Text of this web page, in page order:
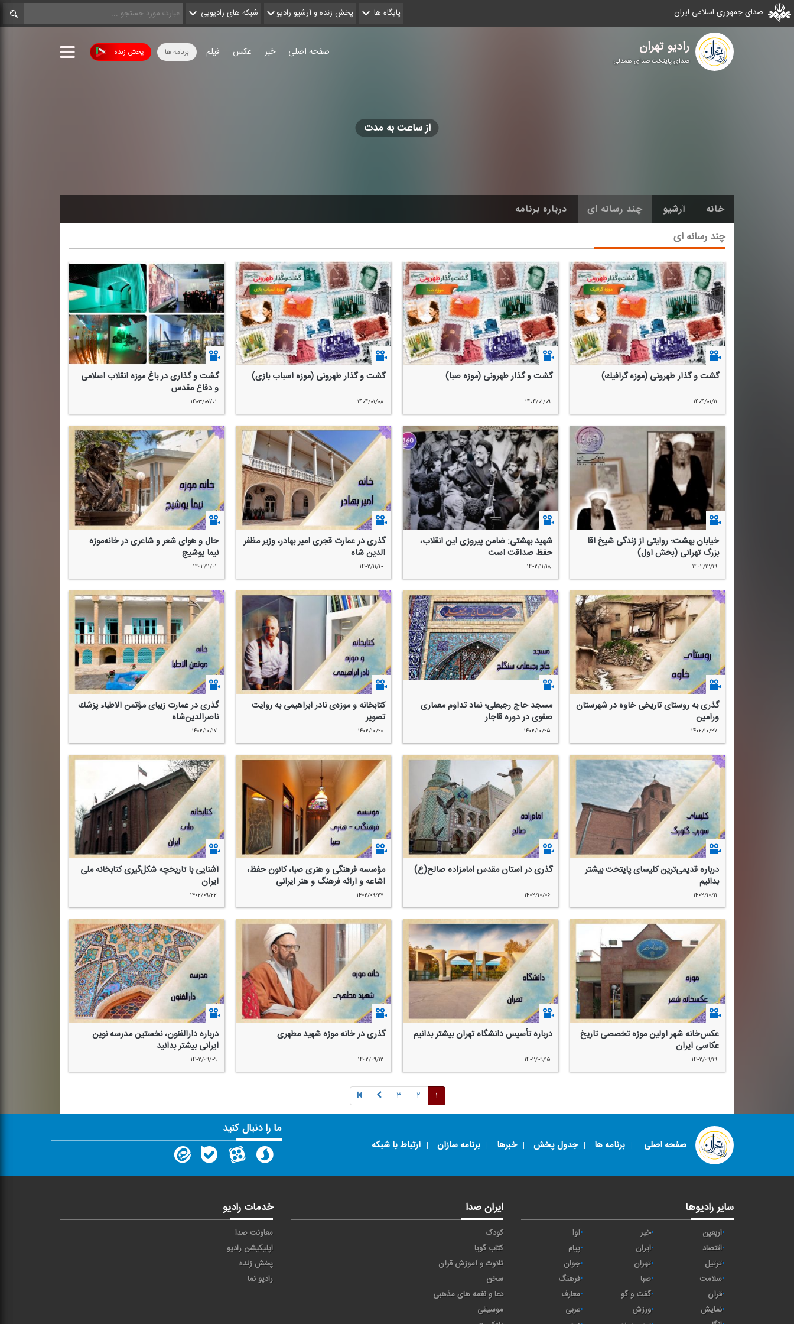
صدای جمهوری اسلامی ایران پایگاه ها پخش زنده و آرشیو رادیو شبکه های رادیویی
رادیو تهران
صدای پایتخت صدای همدلی
پخش زنده برنامه ها صفحه اصلی خبر عکس فیلم
از ساعت به مدت
خانه آرشیو چند رسانه ای درباره برنامه
چند رسانه ای
گشت و گذار طهرونی (موزه گرافیك)
۱۴۰۴/۰۱/۱۱
گشت و گذار طهرونی (موزه صبا)
۱۴۰۴/۰۱/۰۹
گشت و گذار طهرونی (موزه اسباب بازی)
۱۴۰۴/۰۱/۰۸
گشت و گذاری در باغ موزه انقلاب اسلامی
و دفاع مقدس
۱۴۰۳/۰۷/۰۱
خیابان بهشت؛ روایتی از زندگی شیخ آقا
بزرگ تهرانی (بخش اول)
۱۴۰۲/۱۲/۱۹
شهید بهشتی: ضامن پیروزی این انقلاب،
حفظ صداقت است
۱۴۰۲/۱۱/۱۸
گذری در عمارت قجری امیر بهادر، وزیر مظفر
الدین شاه
۱۴۰۲/۱۱/۱۰
حال و هوای شعر و شاعری در خانه‌موزه
نیما یوشیج
۱۴۰۲/۱۱/۰۱
گذری به روستای تاریخی خاوه در شهرستان
ورامین
۱۴۰۲/۱۰/۲۷
مسجد حاج رجبعلی؛ نماد تداوم معماری
صفوی در دوره قاجار
۱۴۰۲/۱۰/۲۵
كتابخانه و موزه‌ی نادر ابراهیمی به روایت
تصویر
۱۴۰۲/۱۰/۲۰
گذری در عمارت زیبای مؤتمن الاطباء پزشك
ناصرالدین‌شاه
۱۴۰۲/۱۰/۱۷
درباره قدیمی‌ترین كلیسای پایتخت بیشتر
بدانیم
۱۴۰۲/۱۰/۱۱
گذری در آستان مقدس امامزاده صالح(ع)
۱۴۰۲/۱۰/۰۶
مؤسسه فرهنگی و هنری صبا، كانون حفظ،
اشاعه و ارائه فرهنگ و هنر ایرانی
۱۴۰۲/۰۹/۲۷
آشنایی با تاریخچه شكل‌گیری كتابخانه ملی
ایران
۱۴۰۲/۰۹/۲۲
عكس‌خانه شهر اولین موزه تخصصی تاریخ
عكاسی ایران
۱۴۰۲/۰۹/۱۹
درباره تأسیس دانشگاه تهران بیشتر بدانیم
۱۴۰۲/۰۹/۱۵
گذری در خانه موزه شهید مطهری
۱۴۰۲/۰۹/۱۲
درباره دارالفنون، نخستین مدرسه نوین
ایرانی بیشتر بدانید
۱۴۰۲/۰۹/۰۹
۱ ۲ ۳
صفحه اصلی برنامه ها جدول پخش خبرها برنامه سازان ارتباط با شبکه
ما را دنبال کنید
سایر رادیوها
اربعین خبر
آوا
اقتصاد
ايران
پیام
ترتیل
تهران
جوان
سلامت
صبا
فرهنگ
قرآن
گفت و گو
معارف
نمایش
ورزش
عربی
ایران صدا
کودک
کتاب گویا
تلاوت و آموزش قرآن
سخن
دعا و نغمه های مذهبی
موسیقی
خدمات رادیو
معاونت صدا
اپلیکیشن رادیو
پخش زنده
رادیو نما